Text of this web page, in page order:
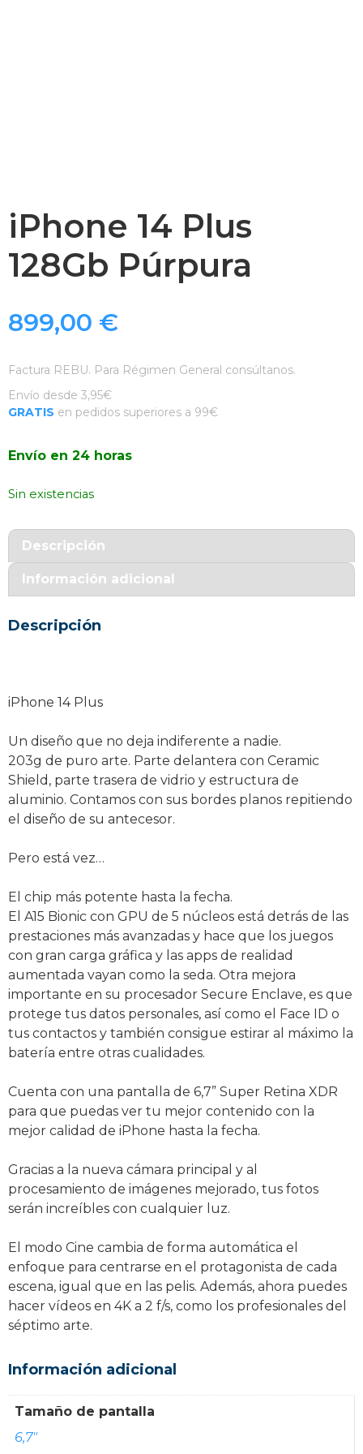
iPhone 14 Plus
128Gb Púrpura
899,00 €
Factura REBU. Para Régimen General consúltanos.
Envío desde 3,95€
GRATIS en pedidos superiores a 99€
Envío en 24 horas
Sin existencias
Descripción
Información adicional
Descripción
iPhone 14 Plus
Un diseño que no deja indiferente a nadie.
203g de puro arte. Parte delantera con Ceramic
Shield, parte trasera de vidrio y estructura de
aluminio. Contamos con sus bordes planos repitiendo
el diseño de su antecesor.
Pero está vez…
El chip más potente hasta la fecha.
El A15 Bionic con GPU de 5 núcleos está detrás de las
prestaciones más avanzadas y hace que los juegos
con gran carga gráfica y las apps de realidad
aumentada vayan como la seda. Otra mejora
importante en su procesador Secure Enclave, es que
protege tus datos personales, así como el Face ID o
tus contactos y también consigue estirar al máximo la
batería entre otras cualidades.
Cuenta con una pantalla de 6,7” Super Retina XDR
para que puedas ver tu mejor contenido con la
mejor calidad de iPhone hasta la fecha.
Gracias a la nueva cámara principal y al
procesamiento de imágenes mejorado, tus fotos
serán increíbles con cualquier luz.
El modo Cine cambia de forma automática el
enfoque para centrarse en el protagonista de cada
escena, igual que en las pelis. Además, ahora puedes
hacer vídeos en 4K a 2 f/s, como los profesionales del
séptimo arte.
Información adicional
Tamaño de pantalla
6,7"